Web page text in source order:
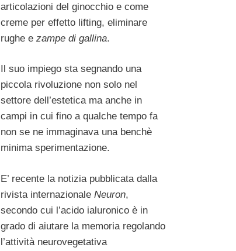
articolazioni del ginocchio e come
creme per effetto lifting, eliminare
rughe e zampe di gallina.
Il suo impiego sta segnando una
piccola rivoluzione non solo nel
settore dell’estetica ma anche in
campi in cui fino a qualche tempo fa
non se ne immaginava una benchè
minima sperimentazione.
E’ recente la notizia pubblicata dalla
rivista internazionale Neuron,
secondo cui l’acido ialuronico è in
grado di aiutare la memoria regolando
l’attività neurovegetativa